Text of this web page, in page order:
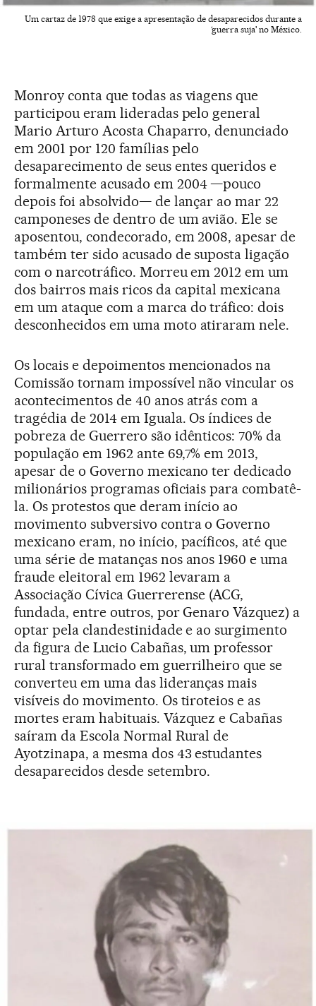
Um cartaz de 1978 que exige a apresentação de desaparecidos durante a
‘guerra suja' no México.
Monroy conta que todas as viagens que
participou eram lideradas pelo general
Mario Arturo Acosta Chaparro, denunciado
em 2001 por 120 famílias pelo
desaparecimento de seus entes queridos e
formalmente acusado em 2004 —pouco
depois foi absolvido— de lançar ao mar 22
camponeses de dentro de um avião. Ele se
aposentou, condecorado, em 2008, apesar de
também ter sido acusado de suposta ligação
com o narcotráfico. Morreu em 2012 em um
dos bairros mais ricos da capital mexicana
em um ataque com a marca do tráfico: dois
desconhecidos em uma moto atiraram nele.
Os locais e depoimentos mencionados na
Comissão tornam impossível não vincular os
acontecimentos de 40 anos atrás com a
tragédia de 2014 em Iguala. Os índices de
pobreza de Guerrero são idênticos: 70% da
população em 1962 ante 69,7% em 2013,
apesar de o Governo mexicano ter dedicado
milionários programas oficiais para combatê-
la. Os protestos que deram início ao
movimento subversivo contra o Governo
mexicano eram, no início, pacíficos, até que
uma série de matanças nos anos 1960 e uma
fraude eleitoral em 1962 levaram a
Associação Cívica Guerrerense (ACG,
fundada, entre outros, por Genaro Vázquez) a
optar pela clandestinidade e ao surgimento
da figura de Lucio Cabañas, um professor
rural transformado em guerrilheiro que se
converteu em uma das lideranças mais
visíveis do movimento. Os tiroteios e as
mortes eram habituais. Vázquez e Cabañas
saíram da Escola Normal Rural de
Ayotzinapa, a mesma dos 43 estudantes
desaparecidos desde setembro.